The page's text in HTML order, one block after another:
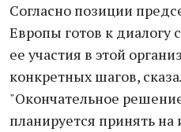
Согласно позиции
Европы готов к диалогу
ее участия в этой
конкретных шагов,
"Окончательное
планируется принять